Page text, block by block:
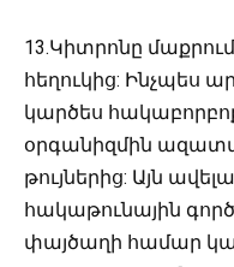
13.Կիտրոնը
հեղուկից: Ինչպես
կարծես
օրգանիզմին
թույներից: Այն
հակաթունային
փայծաղի համար